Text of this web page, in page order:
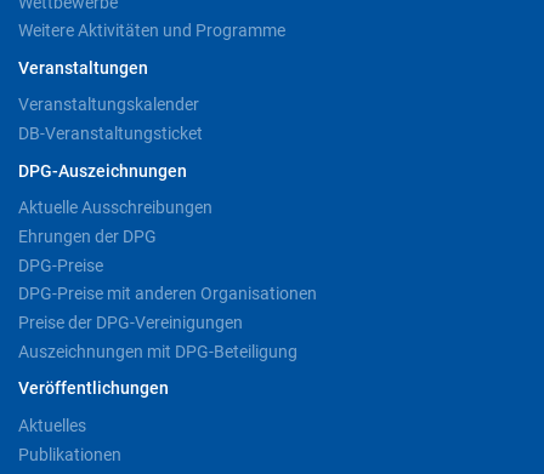
Weitere Aktivitäten und Programme
Veranstaltungen
Veranstaltungskalender
DB-Veranstaltungsticket
DPG-Auszeichnungen
Aktuelle Ausschreibungen
Ehrungen der DPG
DPG-Preise
DPG-Preise mit anderen Organisationen
Preise der DPG-Vereinigungen
Auszeichnungen mit DPG-Beteiligung
Veröffentlichungen
Aktuelles
Publikationen